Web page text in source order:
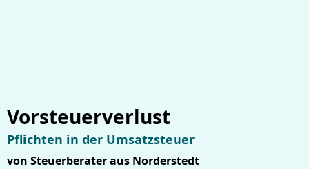
Vorsteuerverlust
Pflichten in der Umsatzsteuer
von Steuerberater aus Norderstedt